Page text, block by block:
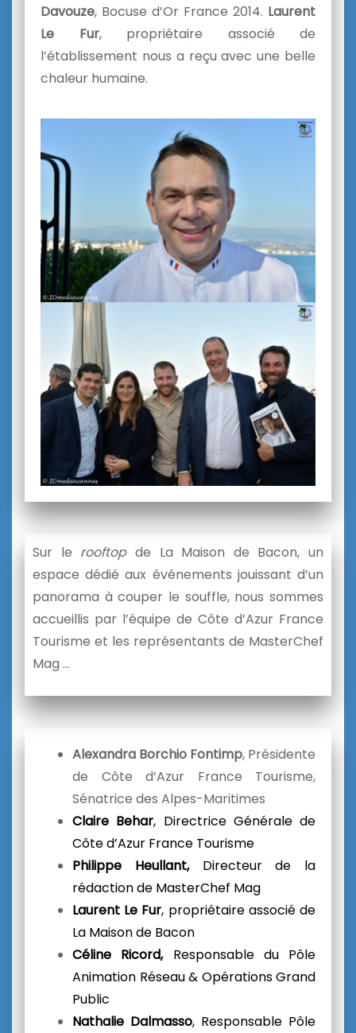
Davouze, Bocuse d’Or France 2014. Laurent
Le Fur, propriétaire associé de
l’établissement nous a reçu avec une belle
chaleur humaine.
Sur le rooftopde La Maison de Bacon, un
espace dédié aux événements jouissant d’un
panorama à couper le souffle, nous sommes
accueillis par l’équipe de Côte d’Azur France
Tourisme et les représentants de MasterChef
Mag …
Alexandra Borchio Fontimp, Présidente
de Côte d’Azur France Tourisme,
Sénatrice des Alpes-Maritimes
Claire Behar, Directrice Générale de
Côte d’Azur France Tourisme
Philippe Heullant,Directeur de la
rédaction de MasterChef Mag
Laurent Le Fur, propriétaire associé de
La Maison de Bacon
Céline Ricord,Responsable du Pôle
Animation Réseau & Opérations Grand
Public
Nathalie Dalmasso, Responsable Pôle